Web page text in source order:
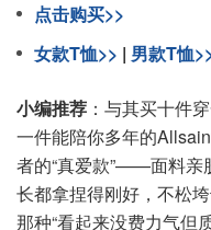
点击购买>>
女款T恤>> | 男款T恤
小编推荐 ：与其买十件
一件能陪你多年的
者的“真爱款”——面料亲
长都拿捏得刚好，不松
那种“看起来没费力气但